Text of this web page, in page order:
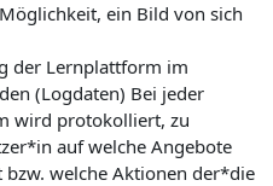
ein Bild von sich
der Lernplattform im
(Logdaten) Bei jeder
wird protokolliert, zu
auf welche Angebote
welche Aktionen der*die